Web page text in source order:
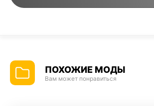
ПОХОЖИЕ МОДЫ
Вам может понравиться